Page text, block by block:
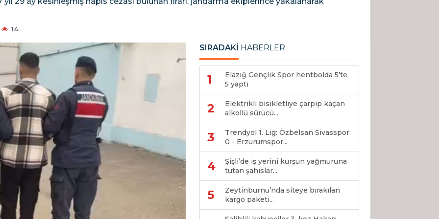
14
SIRADAKİ HABERLER
1
Elazığ Gençlik Spor hentbolda 5’te
5 yaptı
2
Elektrikli bisikletliye çarpıp kaçan
alkollü sürücü...
3
Trendyol 1. Lig: Özbelsan Sivasspor:
0 - Erzurumspor...
4
Şişli’de iş yerini kurşun yağmuruna
tutan şahıslar...
5
Zeytinburnu’nda siteye bırakılan
kargo paketi...